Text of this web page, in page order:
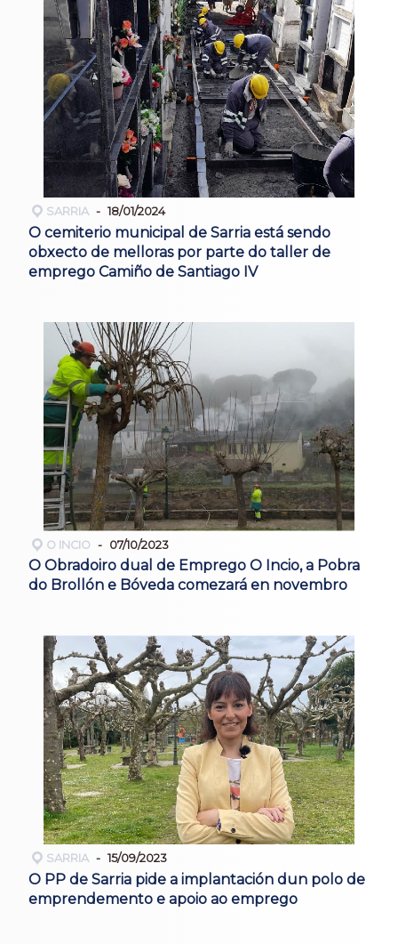
SARRIA 18/01/2024
O cemiterio municipal de Sarria está sendo
obxecto de melloras por parte do taller de
emprego Camiño de Santiago IV
O INCIO 07/10/2023
O Obradoiro dual de Emprego O Incio, a Pobra
do Brollón e Bóveda comezará en novembro
SARRIA 15/09/2023
O PP de Sarria pide a implantación dun polo de
emprendemento e apoio ao emprego